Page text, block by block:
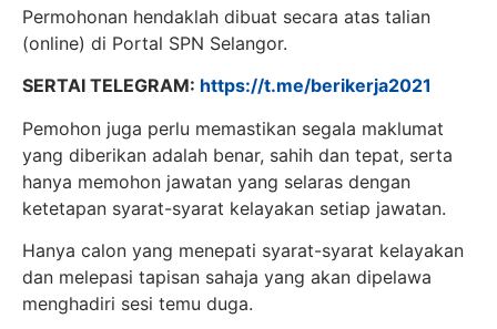
Permohonan hendaklah dibuat secara atas talian
(online) di Portal SPN Selangor.
SERTAI TELEGRAM: https://t.me/berikerja2021
Pemohon juga perlu memastikan segala maklumat
yang diberikan adalah benar, sahih dan tepat, serta
hanya memohon jawatan yang selaras dengan
ketetapan syarat-syarat kelayakan setiap jawatan.
Hanya calon yang menepati syarat-syarat kelayakan
dan melepasi tapisan sahaja yang akan dipelawa
menghadiri sesi temu duga.